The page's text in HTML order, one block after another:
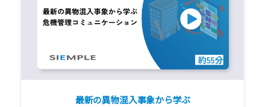
最新の異物混入事象から学ぶ